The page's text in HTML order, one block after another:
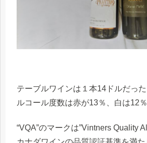
テーブルワインは１本14ドルだっ
ルコール度数は赤が13％、白は12％
“VQA”のマークは”Vintners Quality